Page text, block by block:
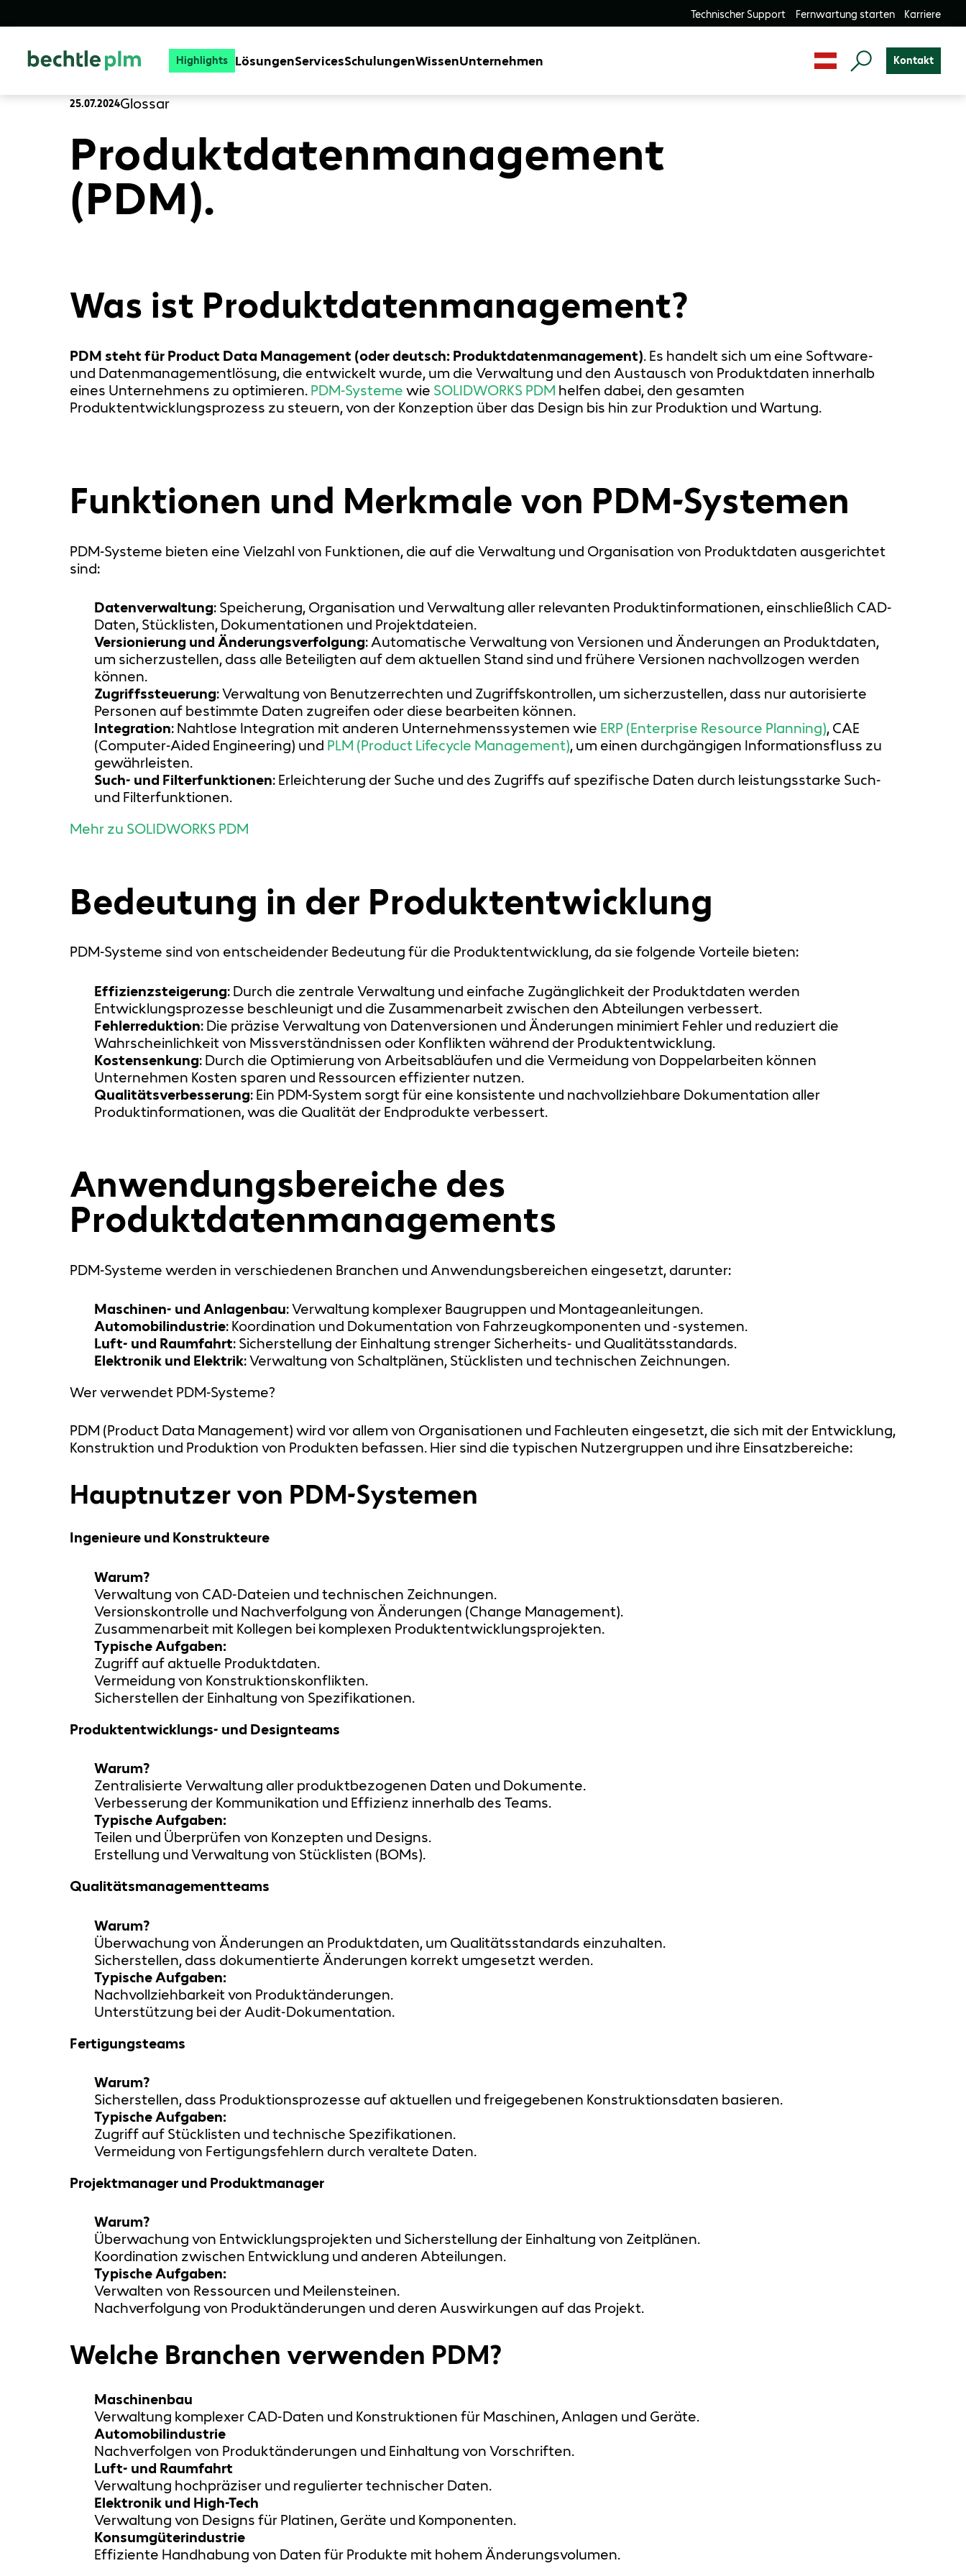
Technischer Support Fernwartung starten Karriere
Highlights LösungenServicesSchulungenWissenUnternehmen Kontakt
25.07.2024Glossar
Produktdatenmanagement
(PDM).
Was ist Produktdatenmanagement?
PDM steht für Product Data Management (oder deutsch: Produktdatenmanagement). Es handelt sich um eine Software-
und Datenmanagementlösung, die entwickelt wurde, um die Verwaltung und den Austausch von Produktdaten innerhalb
eines Unternehmens zu optimieren. PDM-Systeme wie SOLIDWORKS PDM helfen dabei, den gesamten
Produktentwicklungsprozess zu steuern, von der Konzeption über das Design bis hin zur Produktion und Wartung.
Funktionen und Merkmale von PDM-Systemen
PDM-Systeme bieten eine Vielzahl von Funktionen, die auf die Verwaltung und Organisation von Produktdaten ausgerichtet
sind:
Datenverwaltung: Speicherung, Organisation und Verwaltung aller relevanten Produktinformationen, einschließlich CAD-
Daten, Stücklisten, Dokumentationen und Projektdateien.
Versionierung und Änderungsverfolgung: Automatische Verwaltung von Versionen und Änderungen an Produktdaten,
um sicherzustellen, dass alle Beteiligten auf dem aktuellen Stand sind und frühere Versionen nachvollzogen werden
können.
Zugriffssteuerung: Verwaltung von Benutzerrechten und Zugriffskontrollen, um sicherzustellen, dass nur autorisierte
Personen auf bestimmte Daten zugreifen oder diese bearbeiten können.
Integration: Nahtlose Integration mit anderen Unternehmenssystemen wie ERP (Enterprise Resource Planning), CAE
(Computer-Aided Engineering) und PLM (Product Lifecycle Management), um einen durchgängigen Informationsfluss zu
gewährleisten.
Such- und Filterfunktionen: Erleichterung der Suche und des Zugriffs auf spezifische Daten durch leistungsstarke Such-
und Filterfunktionen.
Mehr zu SOLIDWORKS PDM
Bedeutung in der Produktentwicklung
PDM-Systeme sind von entscheidender Bedeutung für die Produktentwicklung, da sie folgende Vorteile bieten:
Effizienzsteigerung: Durch die zentrale Verwaltung und einfache Zugänglichkeit der Produktdaten werden
Entwicklungsprozesse beschleunigt und die Zusammenarbeit zwischen den Abteilungen verbessert.
Fehlerreduktion: Die präzise Verwaltung von Datenversionen und Änderungen minimiert Fehler und reduziert die
Wahrscheinlichkeit von Missverständnissen oder Konflikten während der Produktentwicklung.
Kostensenkung: Durch die Optimierung von Arbeitsabläufen und die Vermeidung von Doppelarbeiten können
Unternehmen Kosten sparen und Ressourcen effizienter nutzen.
Qualitätsverbesserung: Ein PDM-System sorgt für eine konsistente und nachvollziehbare Dokumentation aller
Produktinformationen, was die Qualität der Endprodukte verbessert.
Anwendungsbereiche des
Produktdatenmanagements
PDM-Systeme werden in verschiedenen Branchen und Anwendungsbereichen eingesetzt, darunter:
Maschinen- und Anlagenbau: Verwaltung komplexer Baugruppen und Montageanleitungen.
Automobilindustrie: Koordination und Dokumentation von Fahrzeugkomponenten und -systemen.
Luft- und Raumfahrt: Sicherstellung der Einhaltung strenger Sicherheits- und Qualitätsstandards.
Elektronik und Elektrik: Verwaltung von Schaltplänen, Stücklisten und technischen Zeichnungen.
Wer verwendet PDM-Systeme?
PDM (Product Data Management) wird vor allem von Organisationen und Fachleuten eingesetzt, die sich mit der Entwicklung,
Konstruktion und Produktion von Produkten befassen. Hier sind die typischen Nutzergruppen und ihre Einsatzbereiche:
Hauptnutzer von PDM-Systemen
Ingenieure und Konstrukteure
Warum?
Verwaltung von CAD-Dateien und technischen Zeichnungen.
Versionskontrolle und Nachverfolgung von Änderungen (Change Management).
Zusammenarbeit mit Kollegen bei komplexen Produktentwicklungsprojekten.
Typische Aufgaben:
Zugriff auf aktuelle Produktdaten.
Vermeidung von Konstruktionskonflikten.
Sicherstellen der Einhaltung von Spezifikationen.
Produktentwicklungs- und Designteams
Warum?
Zentralisierte Verwaltung aller produktbezogenen Daten und Dokumente.
Verbesserung der Kommunikation und Effizienz innerhalb des Teams.
Typische Aufgaben:
Teilen und Überprüfen von Konzepten und Designs.
Erstellung und Verwaltung von Stücklisten (BOMs).
Qualitätsmanagementteams
Warum?
Überwachung von Änderungen an Produktdaten, um Qualitätsstandards einzuhalten.
Sicherstellen, dass dokumentierte Änderungen korrekt umgesetzt werden.
Typische Aufgaben:
Nachvollziehbarkeit von Produktänderungen.
Unterstützung bei der Audit-Dokumentation.
Fertigungsteams
Warum?
Sicherstellen, dass Produktionsprozesse auf aktuellen und freigegebenen Konstruktionsdaten basieren.
Typische Aufgaben:
Zugriff auf Stücklisten und technische Spezifikationen.
Vermeidung von Fertigungsfehlern durch veraltete Daten.
Projektmanager und Produktmanager
Warum?
Überwachung von Entwicklungsprojekten und Sicherstellung der Einhaltung von Zeitplänen.
Koordination zwischen Entwicklung und anderen Abteilungen.
Typische Aufgaben:
Verwalten von Ressourcen und Meilensteinen.
Nachverfolgung von Produktänderungen und deren Auswirkungen auf das Projekt.
Welche Branchen verwenden PDM?
Maschinenbau
Verwaltung komplexer CAD-Daten und Konstruktionen für Maschinen, Anlagen und Geräte.
Automobilindustrie
Nachverfolgen von Produktänderungen und Einhaltung von Vorschriften.
Luft- und Raumfahrt
Verwaltung hochpräziser und regulierter technischer Daten.
Elektronik und High-Tech
Verwaltung von Designs für Platinen, Geräte und Komponenten.
Konsumgüterindustrie
Effiziente Handhabung von Daten für Produkte mit hohem Änderungsvolumen.